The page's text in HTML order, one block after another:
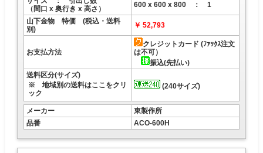
（間口 x 奥行き x 高さ）
600 x 600 x 800 ： 1
山下金物 特価 (税込・送料
別)
￥ 52,793
お支払方法
クレジットカード (ﾌｧｯｸｽ注文
は不可）
振込(先払い)
送料区分(サイズ)
※ 地域別の送料はここをクリ
ック
(240サイズ)
メーカー
東製作所
品番
ACO-600H